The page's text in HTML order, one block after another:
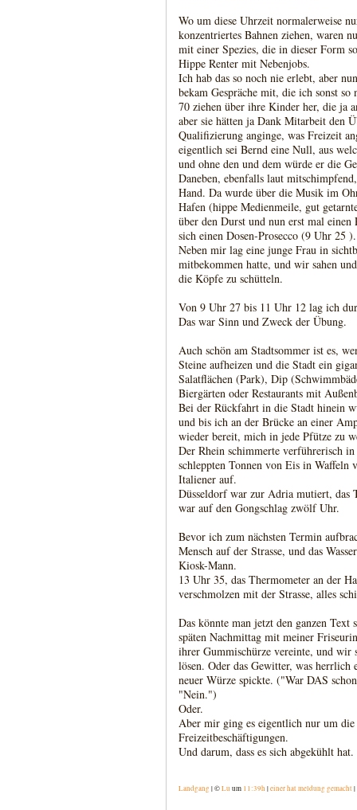
Wo um diese Uhrzeit normalerweise
konzentriertes Bahnen ziehen, waren
mit einer Spezies, die in dieser Form
Hippe Renter mit Nebenjobs.
Ich hab das so noch nie erlebt, aber
bekam Gespräche mit, die ich sonst
70 ziehen über ihre Kinder her, die ja
aber sie hätten ja Dank Mitarbeit den
Qualifizierung anginge, was Freizeit
eigentlich sei Bernd eine Null, aus
und ohne den und dem würde er die
Daneben, ebenfalls laut
Hand. Da wurde über die Musik im
Hafen (hippe Medienmeile, gut
über den Durst und nun erst mal einen
sich einen Dosen-Prosecco (9 Uhr 25 ).
Neben mir lag eine junge Frau in
mitbekommen hatte, und wir sahen
die Köpfe zu schütteln.
Von 9 Uhr 27 bis 11 Uhr 12 lag ich
Das war Sinn und Zweck der Übung.
Auch schön am Stadtsommer ist es,
Steine aufheizen und die Stadt ein
Salatflächen (Park), Dip
Biergärten oder Restaurants mit
Bei der Rückfahrt in die Stadt hinein
und bis ich an der Brücke an einer
wieder bereit, mich in jede Pfütze zu
Der Rhein schimmerte verführerisch
schleppten Tonnen von Eis in Waffeln
Italiener auf.
Düsseldorf war zur Adria mutiert, das
war auf den Gongschlag zwölf Uhr.
Bevor ich zum nächsten Termin
Mensch auf der Strasse, und das
Kiosk-Mann.
13 Uhr 35, das Thermometer an der
verschmolzen mit der Strasse, alles
Das könnte man jetzt den ganzen
späten Nachmittag mit meiner
ihrer Gummischürze vereinte, und wir
lösen. Oder das Gewitter, was
neuer Würze spickte. ("War DAS
"Nein.")
Oder.
Aber mir ging es eigentlich nur um
Freizeitbeschäftigungen.
Und darum, dass es sich abgekühlt hat.
Landgang | ©Lu um 11:39h |einer hat meldung gemacht|